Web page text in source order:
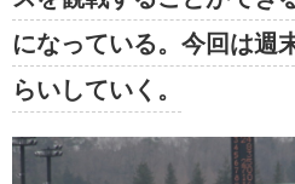
になっている。今回は週
らいしていく。